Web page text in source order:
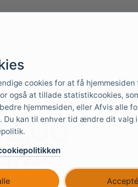
cookies for at få
også at tillade statistikcookies,
hjemmesiden, eller Afvis alle
Du kan til enhver tid ændre dit valg